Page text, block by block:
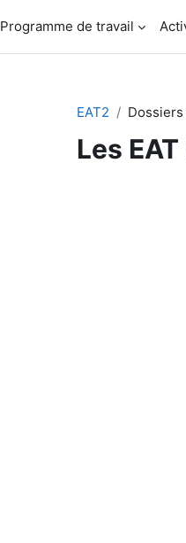
Programme de travail
EAT2 Dossiers
Les